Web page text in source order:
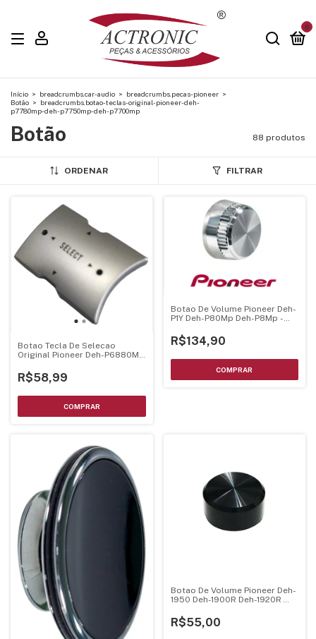
0
Início > breadcrumbs.car-audio > breadcrumbs.pecas-pioneer >
Botão > breadcrumbs.botao-teclas-original-pioneer-deh-
p7780mp-deh-p7750mp-deh-p7700mp
Botão 88 produtos
ORDENAR FILTRAR
Botao Tecla De Selecao
Original Pioneer Deh-P6880Mp
R$58,99
Botao De Volume Pioneer Deh-
P1Y Deh-P80Mp Deh-P8Mp -
R$134,90
Botao De Volume Pioneer Deh-
1950 Deh-1900R Deh-1920R
R$55,00